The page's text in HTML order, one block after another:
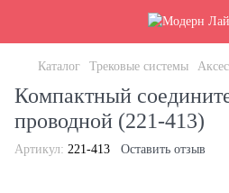
Каталог Трековые системы
Компактный
проводной (221-413)
Артикул: 221-413 Оставить отзыв